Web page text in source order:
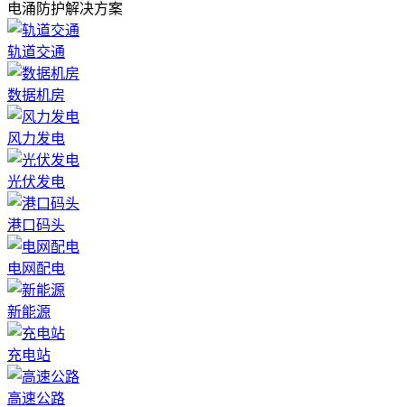
电涌防护解决方案
轨道交通
数据机房
风力发电
光伏发电
港口码头
电网配电
新能源
充电站
高速公路